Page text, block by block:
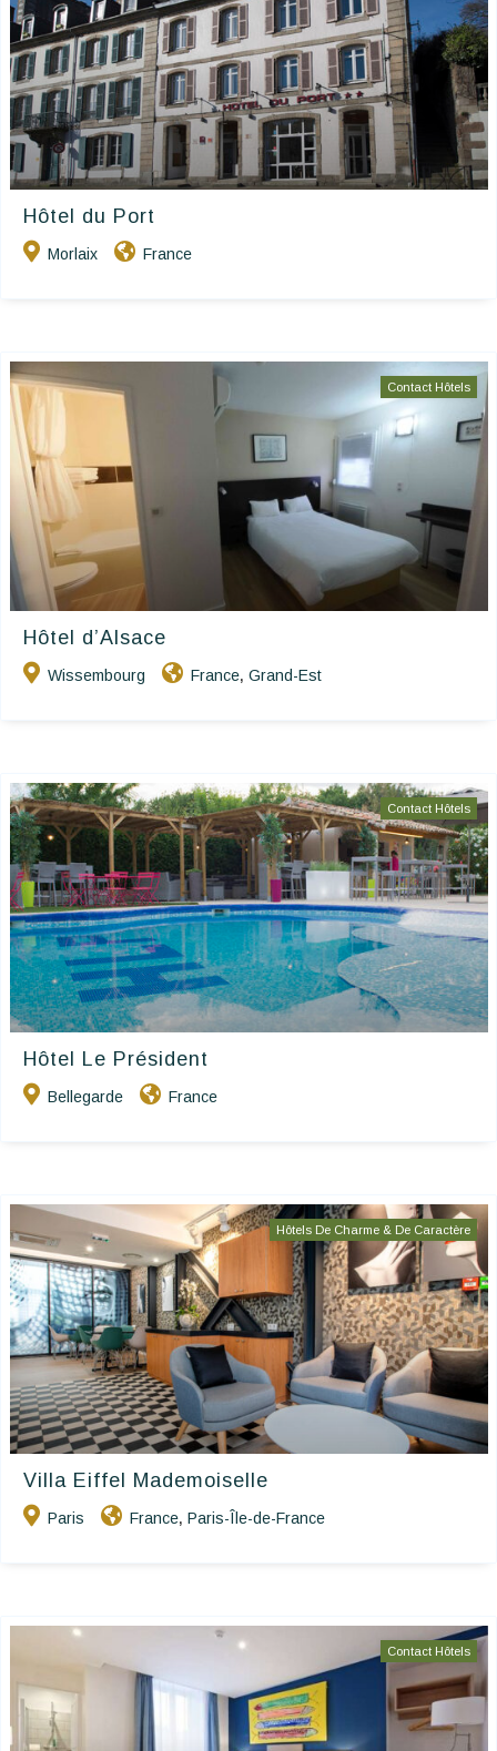
Hôtel du Port
Morlaix France
Contact Hôtels
Hôtel d’Alsace
Wissembourg France, Grand-Est
Contact Hôtels
Hôtel Le Président
Bellegarde France
Hôtels De Charme & De Caractère
Villa Eiffel Mademoiselle
Paris France, Paris-Île-de-France
Contact Hôtels